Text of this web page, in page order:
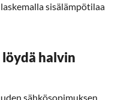
sisälämpötilaa
halvin
sähkösopimuksen